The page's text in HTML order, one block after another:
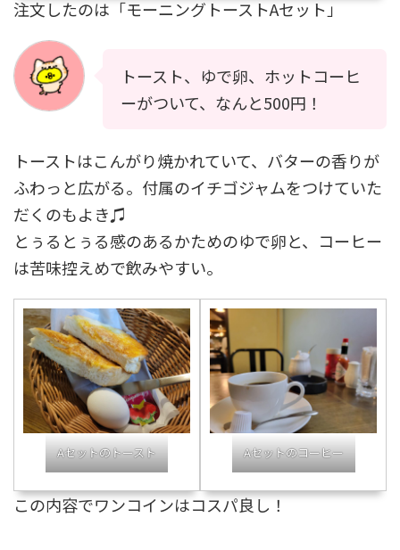
注文したのは「モーニングトーストAセット」
トースト、ゆで卵、ホットコーヒ
ーがついて、なんと500円！
トーストはこんがり焼かれていて、バターの香りが
ふわっと広がる。付属のイチゴジャムをつけていた
だくのもよき♫
とぅるとぅる感のあるかためのゆで卵と、コーヒー
は苦味控えめで飲みやすい。
Aセットのトースト Aセットのコーヒー
この内容でワンコインはコスパ良し！